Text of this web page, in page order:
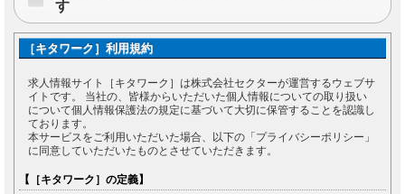
す
［キタワーク］利用規約
求人情報サイト［キタワーク］は株式会社セクターが運営するウェブサ
イトです。 当社の、皆様からいただいた個人情報についての取り扱い
について個人情報保護法の規定に基づいて大切に保管することを認識し
ております。
本サービスをご利用いただいた場合、以下の「プライバシーポリシー」
に同意していただいたものとさせていただきます。
【［キタワーク］の定義】